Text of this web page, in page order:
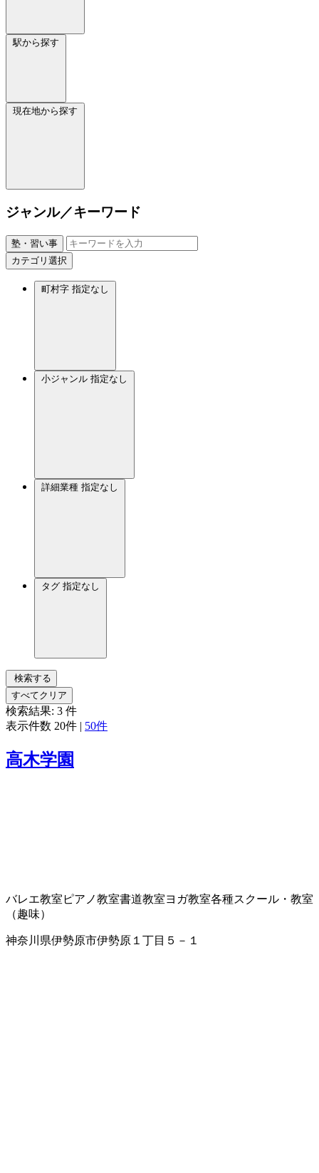
駅から探す
現在地から探す
ジャンル／キーワード
塾・習い事
カテゴリ選択
町村字 指定なし
小ジャンル 指定なし
詳細業種 指定なし
タグ 指定なし
検索する
すべてクリア
検索結果: 3 件
表示件数 20件 | 50件
高木学園
バレエ教室 ピアノ教室書道教室ヨガ教室各種スクール・教室
（趣味）
神奈川県伊勢原市伊勢原１丁目５－１